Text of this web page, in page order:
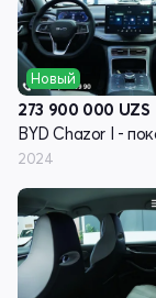
Новый
273 900 000 UZS
BYD Chazor I -
2024